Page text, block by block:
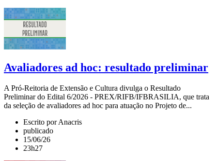
Avaliadores ad hoc: resultado preliminar
A Pró-Reitoria de Extensão e Cultura divulga o Resultado
Preliminar do Edital 6/2026 - PREX/RIFB/IFBRASILIA, que trata
da seleção de avaliadores ad hoc para atuação no Projeto de...
Escrito por Anacris
publicado
15/06/26
23h27